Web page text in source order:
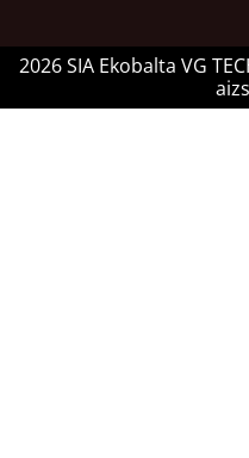
2026 SIA Ekobalta VG